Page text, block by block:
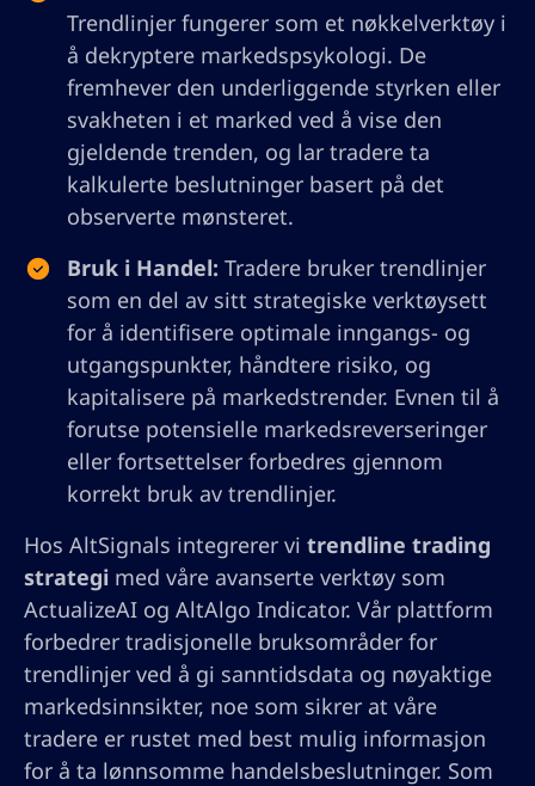
Trendlinjer fungerer som et nøkkelverktøy i
å dekryptere markedspsykologi. De
fremhever den underliggende styrken eller
svakheten i et marked ved å vise den
gjeldende trenden, og lar tradere ta
kalkulerte beslutninger basert på det
observerte mønsteret.
Bruk i Handel: Tradere bruker trendlinjer
som en del av sitt strategiske verktøysett
for å identifisere optimale inngangs- og
utgangspunkter, håndtere risiko, og
kapitalisere på markedstrender. Evnen til å
forutse potensielle markedsreverseringer
eller fortsettelser forbedres gjennom
korrekt bruk av trendlinjer.
Hos AltSignals integrerer vi trendline trading
strategi med våre avanserte verktøy som
ActualizeAI og AltAlgo Indicator. Vår plattform
forbedrer tradisjonelle bruksområder for
trendlinjer ved å gi sanntidsdata og nøyaktige
markedsinnsikter, noe som sikrer at våre
tradere er rustet med best mulig informasjon
for å ta lønnsomme handelsbeslutninger. Som